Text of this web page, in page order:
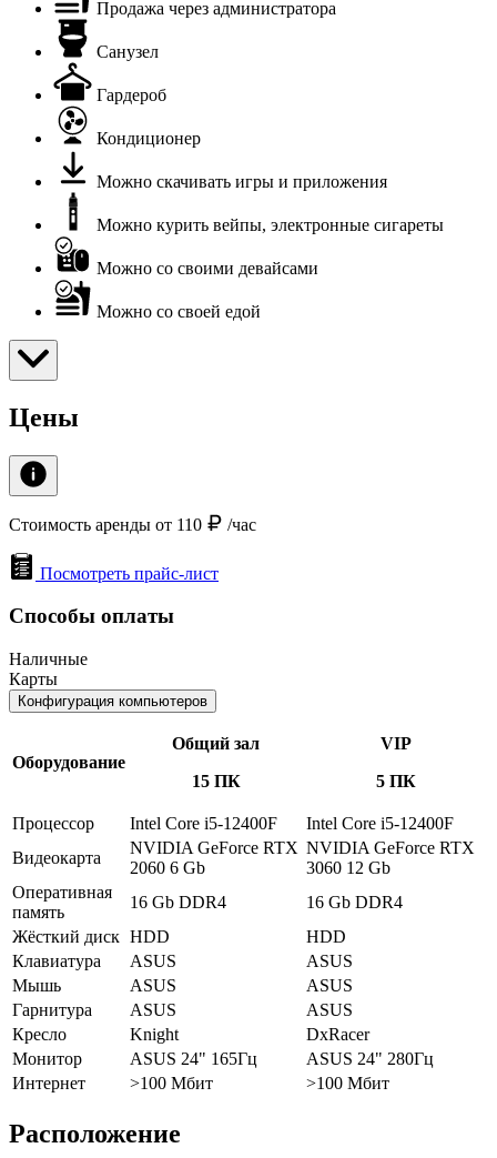
Продажа через администратора
Санузел
Гардероб
Кондиционер
Можно скачивать игры и приложения
Можно курить вейпы, электронные сигареты
Можно со своими девайсами
Можно со своей едой
Цены
Стоимость аренды от 110 /час
Посмотреть прайс-лист
Способы оплаты
Наличные
Карты
Конфигурация компьютеров
Оборудование
Общий зал
15 ПК
VIP
5 ПК
Процессор Intel Core i5-12400F
Intel Core i5-12400F
Видеокарта
NVIDIA GeForce RTX
2060 6 Gb
NVIDIA GeForce RTX
3060 12 Gb
Оперативная
память
16 Gb DDR4
16 Gb DDR4
Жёсткий диск HDD
HDD
Клавиатура
ASUS
ASUS
Мышь
ASUS
ASUS
Гарнитура
ASUS
ASUS
Кресло
Knight
DxRacer
Монитор
ASUS 24" 165Гц
ASUS 24" 280Гц
Интернет
>100 Мбит >100 Мбит
Расположение